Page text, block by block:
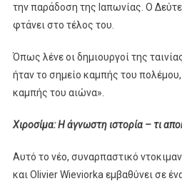
την παράδοση της Ιαπωνίας. Ο
φτάνει στο τέλος του.
Όπως λένε οι δημιουργοί της
ήταν το σημείο καμπής του
καμπής του αιώνα».
Χιροσίμα: Η άγνωστη ιστορία – τι
Αυτό το νέο, συναρπαστικό
και Olivier Wieviorka εμβαθύνει σε